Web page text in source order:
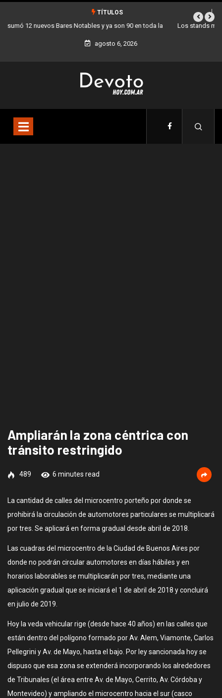
TÍTULOS
Los stands móviles de la Ciudad llegan esta semana a Villa Devoto
agosto 6, 2026
Ampliarán la zona céntrica con
tránsito restringido
489 6 minutes read
La cantidad de calles del microcentro porteño por donde se
prohibirá la circulación de automotores particulares se multiplicará
por tres. Se aplicará en forma gradual desde abril de 2018.
Las cuadras del microcentro de la Ciudad de Buenos Aires por
donde no podrán circular automotores en días hábiles y en
horarios laborables se multiplicarán por tres, mediante una
aplicación gradual que se iniciará el 1 de abril de 2018 y concluirá
en julio de 2019.
Hoy la veda vehicular rige (desde hace 40 años) en las calles que
están dentro del polígono formado por Av. Alem, Viamonte, Carlos
Pellegrini y Av. de Mayo, hasta el bajo. Por ley sancionada hoy se
dispuso que esa zona se extenderá incorporando los alrededores
de Tribunales (el área entre Av. de Mayo, Cerrito, Av. Córdoba y
Montevideo) y ampliando el microcentro hacia el sur (casco